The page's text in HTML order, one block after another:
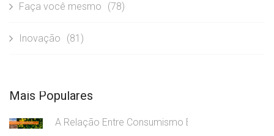
Faça você mesmo (78)
Inovação (81)
Mais Populares
A Relação Entre Consumismo Exagerado e Meio